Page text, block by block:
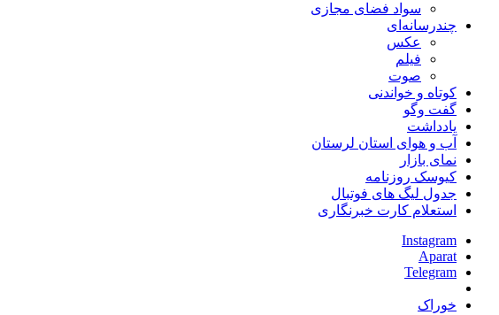
سواد فضای مجازی
چندرسانه‌ای
عكس
فیلم
صوت
کوتاه و خواندنی
گفت وگو
یادداشت
آب و هوای استان لرستان
نمای بازار
کیوسک روزنامه
جدول لیگ های فوتبال
استعلام کارت خبرنگاری
Instagram
Aparat
Telegram
خوراک